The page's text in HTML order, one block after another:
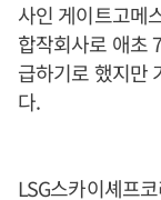
사인 게이트고메
합작회사로 애초
급하기로 했지만
다.
LSG스카이셰프